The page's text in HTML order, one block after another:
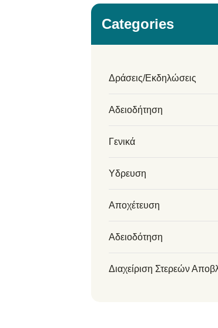
Categories
Δράσεις/Εκδηλώσεις
Αδειοδήτηση
Γενικά
Υδρευση
Αποχέτευση
Αδειοδότηση
Διαχείριση Στερεών